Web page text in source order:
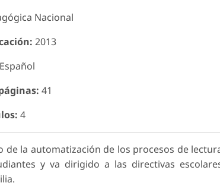
Nacional
2013
Español
41
4
la automatización de los procesos de
y va dirigido a las directivas